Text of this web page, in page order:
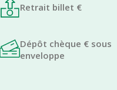
Retrait billet €
Dépôt chèque € sous
enveloppe